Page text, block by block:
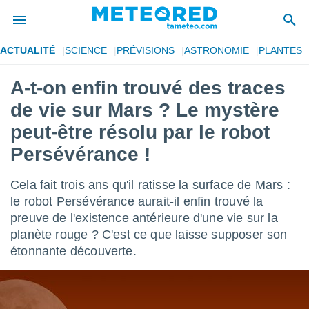
de
par
des
Vous
en
:
ACTUALITÉ SCIENCE PRÉVISIONS ASTRONOMIE PLANTES
A-t-on enfin trouvé des traces
de vie sur Mars ? Le mystère
peut-être résolu par le robot
Persévérance !
Cela fait trois ans qu'il ratisse la surface de Mars :
le robot Persévérance aurait-il enfin trouvé la
preuve de l'existence antérieure d'une vie sur la
planète rouge ? C'est ce que laisse supposer son
étonnante découverte.